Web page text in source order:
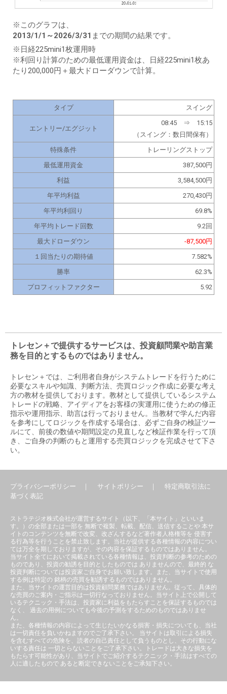
※このグラフは、
2013/1/1～2026/3/31 までの期間の結果です。
※日経225mini1枚運用時
※利回り計算のための最低運用資金は、日経225mini1枚あ
たり200,000円＋最大ドローダウンで計算。
タイプ スイング
エントリー/エグジット
08:45 ⇒ 15:15
（スイング：数日間保有）
特殊条件
トレーリングストップ
最低運用資金
387,500円
利益
3,584,500円
年平均利益
270,430円
年平均利回り
69.8%
年平均トレード回数
9.2回
最大ドローダウン
-87,500円
１回当たりの期待値
7.582%
勝率
62.3%
プロフィットファクター
5.92
トレセン＋で提供するサービスは、投資顧問業や助言業
務を目的とするものではありません。
トレセン＋では、ご利用者自身がシステムトレードを行うために
必要なスキルや知識、判断方法、売買ロジック作成に必要な考え
方の教材を提供しております。教材として提供しているシステム
トレードの戦略、アイディアをお客様の実運用に使うための修正
指示や運用指示、助言は行っておりません。当教材で学んだ内容
を参考にしてロジックを作成する場合は、必ずご自身の検証ツー
ルにて、前後の数値や期間設定の見直しなど検証作業を行って頂
き、ご自身の判断のもと運用する売買ロジックを完成させて下さ
い。
プライバシーポリシー サイトポリシー
特定商取引法に
基づく表記
ストラテジオ株式会社が運営するサイト（以下、「本サイト」といいま
す。）の全部または一部を 無断で複製、転載、配信、送信することや 本サ
イトのコンテンツを無断で改変、改ざんするなど著作者人格権等を 侵害す
る行為等を行うことを禁止致します。当社が提供する各種情報の内容につい
ては万全を期しておりますが、その内容を保証するものではありません。
当サイト全てにおいて掲載されている各種情報は、投資判断の参考のための
ものであり、投資の勧誘を目的としたものでは ありませんので、最終的 な
投資判断については投資家ご自身でお願い致します。また、当サイトで使用
する例は特定の 銘柄の売買を勧誘するものではありません。
また、当サイトの運営目的は投資顧問業務ではありません。従って、具体的
な売買のご案内・ご指示は一切行なっておりません。当サイト上で公開して
いるテクニック・手法は、投資家に利益をもたらすことを保証するものでは
なく、 過去の用例についても今後の予測をするためのものではありませ
ん。
また、各種情報の内容によって生じたいかなる損害・損失についても、当社
は一切責任を負いかねますのでご了承下さい。 当サイトは取引による損失
を含むすべての危険を、読者の自己責任として負うものとし、その行動にな
いする責任は 一切とらないことをご了承下さい。トレードは大きな損失を
もたらす可能性があり、当サイトでご紹介するテクニック・手法はすべての
人に適したもので あると断定できないことをご承知下さい。